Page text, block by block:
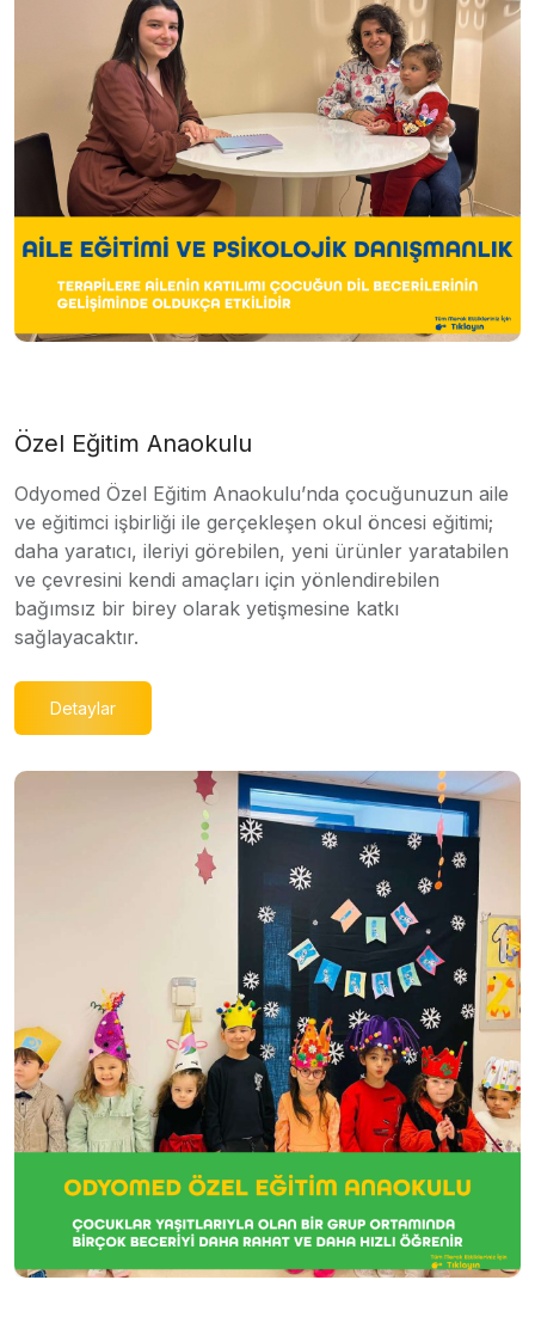
Özel Eğitim Anaokulu
Odyomed Özel Eğitim Anaokulu’nda çocuğunuzun aile
ve eğitimci işbirliği ile gerçekleşen okul öncesi eğitimi;
daha yaratıcı, ileriyi görebilen, yeni ürünler yaratabilen
ve çevresini kendi amaçları için yönlendirebilen
bağımsız bir birey olarak yetişmesine katkı
sağlayacaktır.
Detaylar